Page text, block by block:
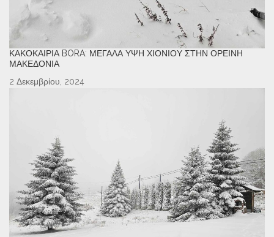
ΚΑΚΟΚΑΙΡΊΑ BORA: ΜΕΓΆΛΑ ΎΨΗ ΧΙΟΝΙΟΎ ΣΤΗΝ ΟΡΕΙΝΉ
ΜΑΚΕΔΟΝΊΑ
2 Δεκεμβρίου, 2024